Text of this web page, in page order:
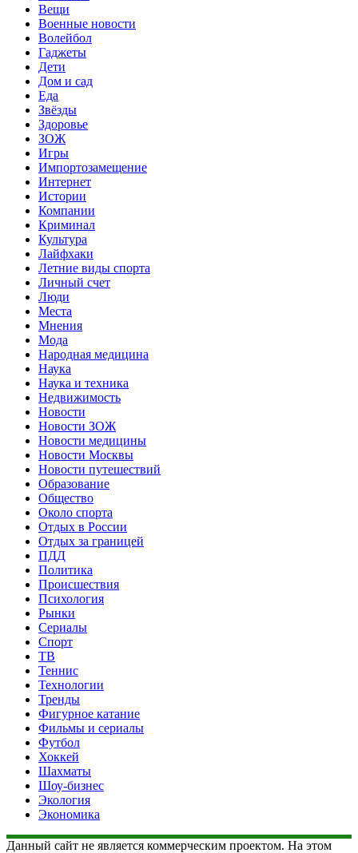
Вещи
Военные новости
Волейбол
Гаджеты
Дети
Дом и сад
Еда
Звёзды
Здоровье
ЗОЖ
Игры
Импортозамещение
Интернет
Истории
Компании
Криминал
Культура
Лайфхаки
Летние виды спорта
Личный счет
Люди
Места
Мнения
Мода
Народная медицина
Наука
Наука и техника
Недвижимость
Новости
Новости ЗОЖ
Новости медицины
Новости Москвы
Новости путешествий
Образование
Общество
Около спорта
Отдых в России
Отдых за границей
ПДД
Политика
Происшествия
Психология
Рынки
Сериалы
Спорт
ТВ
Теннис
Технологии
Тренды
Фигурное катание
Фильмы и сериалы
Футбол
Хоккей
Шахматы
Шоу-бизнес
Экология
Экономика
Данный сайт не является коммерческим проектом. На этом